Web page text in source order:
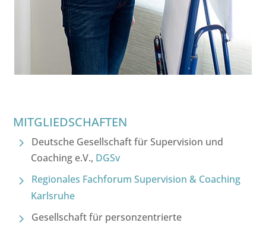
MITGLIEDSCHAFTEN
Deutsche Gesellschaft für Supervision und
Coaching e.V., DGSv
Regionales Fachforum Supervision & Coaching
Karlsruhe
Gesellschaft für personzentrierte